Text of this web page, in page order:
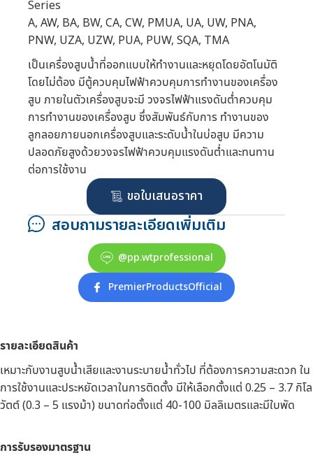
Series
A, AW, BA, BW, CA, CW, PMUA, UA, UW, PNA,
PNW, UZA, UZW, PUA, PUW, SQA, TMA
เป็นเครื่องสูบน้ำที่ออกแบบให้ทำงานและหยุดโดยอัตโนมัติ
โดยไม่ต้อง มีตู้ควบคุมไฟฟ้าควบคุมการทำงานของเครื่อง
สูบ ภายในตัวเครื่องสูบจะมี วงจรไฟฟ้าแรงดันต่ำควบคุม
การทำงานของเครื่องสูบ ซึ่งสัมพันธ์กับการ ทำงานของ
ลูกลอยภายนอกเครื่องสูบและระดับน้ำในบ่อสูบ มีความ
ปลอดภัยสูงด้วยวงจรไฟฟ้าควบคุมแรงดันต่ำและทนทาน
ต่อการใช้งาน
ขอใบเสนอราคา
สอบถามรายละเอียดเพิ่มเติม
@pp.wtprofessional
PremierProductsOfficial
รายละเอียดสินค้า
เหมาะกับงานสูบน้ำเสียและงานระบายน้ำทั่วไป ที่ต้องการความสะดวก ใน
การใช้งานและประหยัดเวลาในการติดตั้ง มีให้เลือกตั้งแต่ 0.25 – 3.7 กิโล
วัตต์ (0.3 – 5 แรงม้า) ขนาดท่อตั้งแต่ 40-100 มิลลิเมตรและมีใบพัด
การรับรองมาตรฐาน